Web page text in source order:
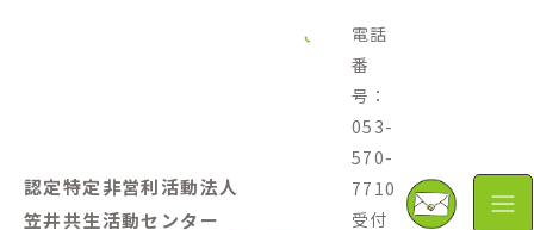
認定特定非営利活動法人
笠井共生活動センター
電話
番
号：
053-
570-
7710
受付
電話回線復旧のお知らせ